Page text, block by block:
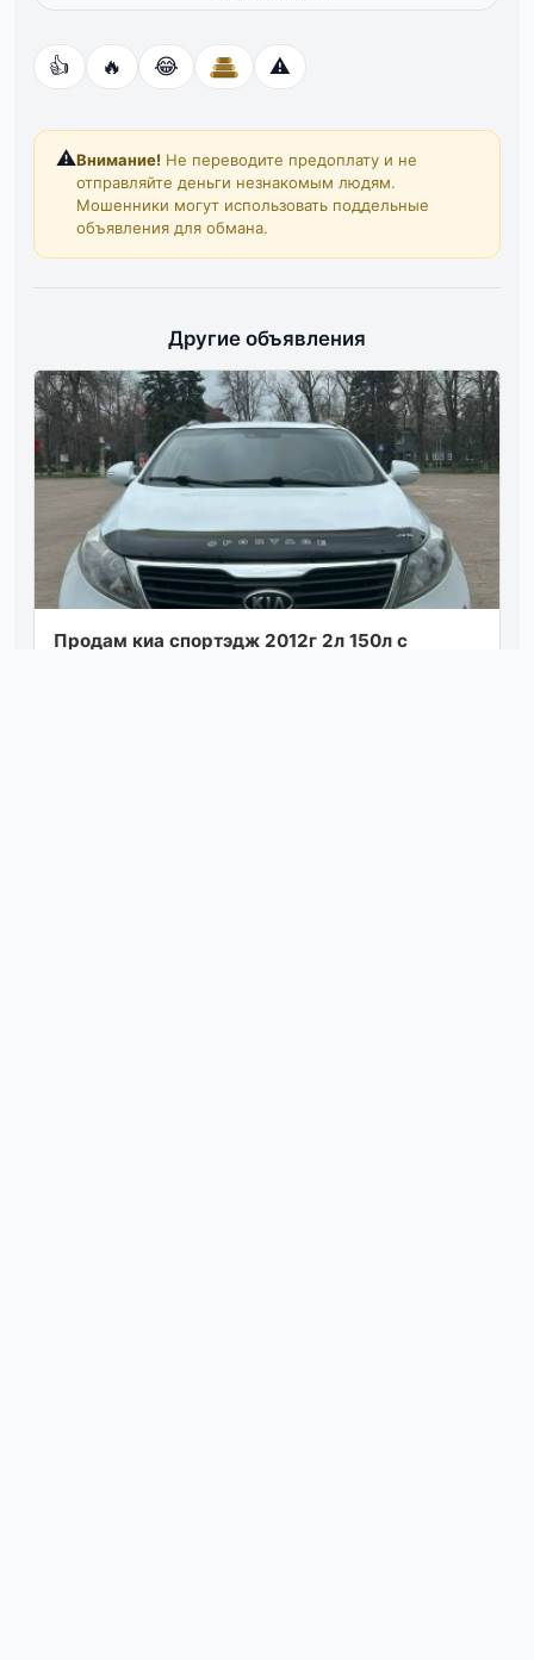
👍 🔥 😂 ⚠️
⚠️Внимание! Не переводите предоплату и не
отправляйте деньги незнакомым людям.
Мошенники могут использовать поддельные
объявления для обмана.
Другие объявления
Продам киа спортэдж 2012г 2л 150л с